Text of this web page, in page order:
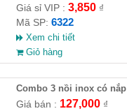
Giá sỉ VIP : 3,850₫
Mã SP: 6322
Xem chi tiết
Giỏ hàng
Combo 3 nồi inox có nắp
Giá bán : 127,000₫